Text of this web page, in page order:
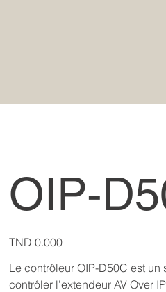
OIP-
Price
TND 0.000
Le contrôleur OIP-D50C est
contrôler l’extendeur AV Over